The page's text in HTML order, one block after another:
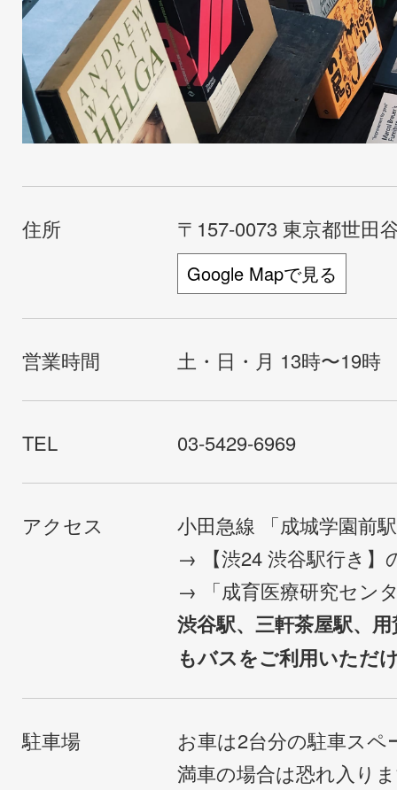
住所 〒157-0073 東京都世田
Google Mapで見る
営業時間 土・日・月 13時〜19時
TEL 03-5429-6969
アクセス
小田急線 「成城学園前
→ 【渋24 渋谷駅行き】
→ 「成育医療研究セン
渋谷駅、三軒茶屋駅、
もバスをご利用いただ
駐車場
お車は2台分の駐車ス
満車の場合は恐れ入り